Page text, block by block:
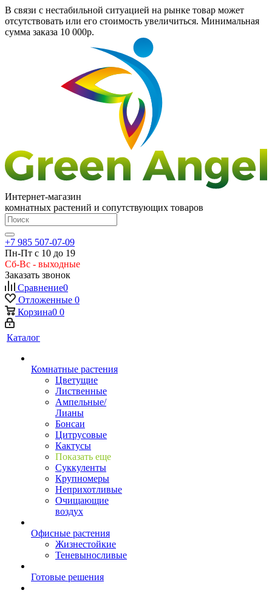
В связи с нестабильной ситуацией на рынке товар может
отсутствовать или его стоимость увеличиться. Минимальная
сумма заказа 10 000р.
Интернет-магазин
комнатных растений и сопутствующих товаров
+7 985 507-07-09
Пн-Пт с 10 до 19
Сб-Вс - выходные
Заказать звонок
Сравнение0
Отложенные 0
Корзина0 0
Каталог
Комнатные растения
Цветущие
Лиственные
Ампельные/
Лианы
Бонсаи
Цитрусовые
Кактусы
Показать еще
Суккуленты
Крупномеры
Неприхотливые
Очищающие
воздух
Офисные растения
Жизнестойкие
Теневыносливые
Готовые решения